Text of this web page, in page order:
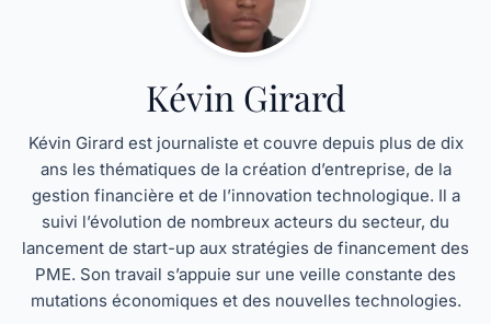
Kévin Girard
Kévin Girard est journaliste et couvre depuis plus de dix
ans les thématiques de la création d’entreprise, de la
gestion financière et de l’innovation technologique. Il a
suivi l’évolution de nombreux acteurs du secteur, du
lancement de start-up aux stratégies de financement des
PME. Son travail s’appuie sur une veille constante des
mutations économiques et des nouvelles technologies.